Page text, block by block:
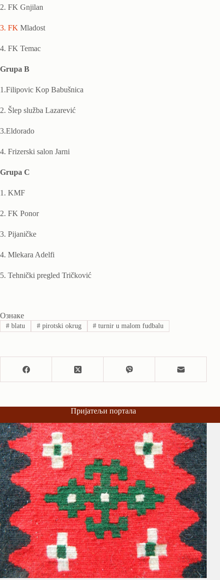
2. FK Gnjilan
3. FK Mladost
4. FK Temac
Grupa B
1.Filipovic Kop Babušnica
2. Šlep služba Lazarević
3.Eldorado
4. Frizerski salon Jarni
Grupa C
1. KMF
2. FK Ponor
3. Pijaničke
4. Mlekara Adelfi
5. Tehnički pregled Tričković
Ознаке
#blatu #pirotski okrug # turnir u malom fudbalu
Пријатељи портала